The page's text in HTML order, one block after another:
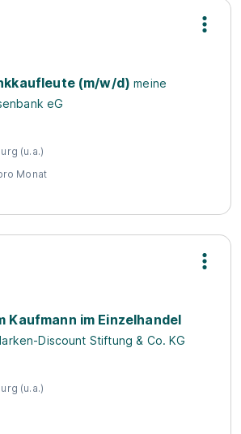
(m/w/d)meine
eG
(u.a.)
Monat
Kaufmann im Einzelhandel
Discount Stiftung & Co. KG
(u.a.)